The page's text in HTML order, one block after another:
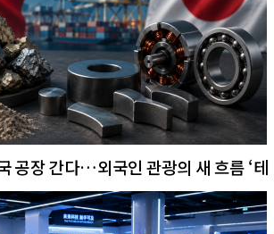
공장 간다…외국인 관광의 새 흐름 ‘테